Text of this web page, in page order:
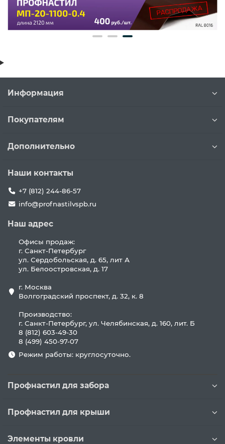
Информация
Покупателям
Дополнительно
Наши контакты
+7 (812) 244-86-57
info@profnastilvspb.ru
Наш адрес
Офисы продаж:
г. Санкт-Петербург
ул. Сердобольская, д. 65, лит А
ул. Белоостровская, д. 17
г. Москва
Волгоградский проспект, д. 32, к. 8
Производство:
г. Санкт-Петербург, ул. Челябинская, д. 160, лит. Б
8 (812) 603-49-30
8 (499) 450-97-07
Режим работы: круглосуточно.
Профнастил для забора
Профнастил для крыши
Элементы кровли